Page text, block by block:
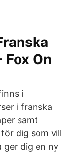
On
i
i franska
samt
dig som vill
ger dig en ny